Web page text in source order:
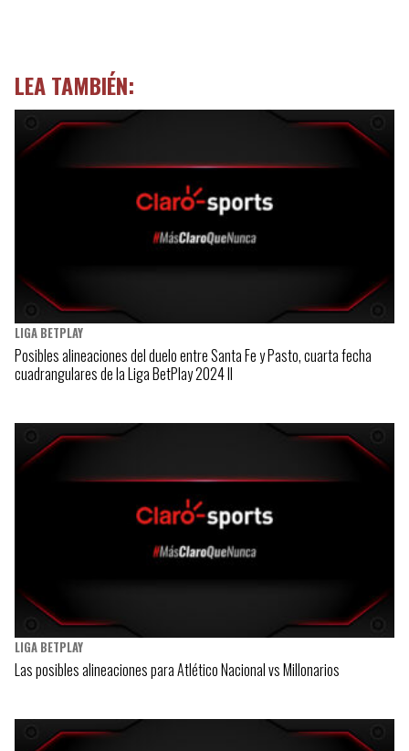
LEA TAMBIÉN:
LIGA BETPLAY
Posibles alineaciones del duelo entre Santa Fe y Pasto, cuarta fecha
cuadrangulares de la Liga BetPlay 2024 II
LIGA BETPLAY
Las posibles alineaciones para Atlético Nacional vs Millonarios